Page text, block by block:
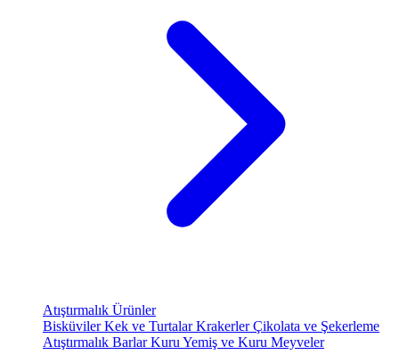
Atıştırmalık Ürünler
BisküvilerKek ve TurtalarKrakerlerÇikolata ve Şekerleme
Atıştırmalık BarlarKuru Yemiş ve Kuru Meyveler